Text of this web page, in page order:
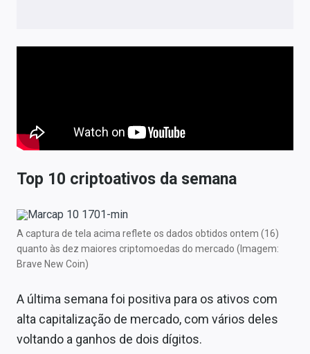
Top 10 criptoativos da semana
A captura de tela acima reflete os dados obtidos ontem (16)
quanto às dez maiores criptomoedas do mercado (Imagem:
Brave New Coin)
A última semana foi positiva para os ativos com
alta capitalização de mercado, com vários deles
voltando a ganhos de dois dígitos.